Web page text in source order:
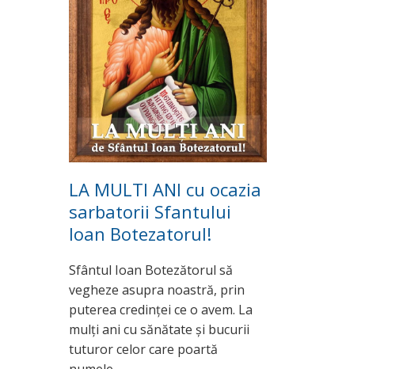
LA MULTI ANI cu ocazia
sarbatorii Sfantului
Ioan Botezatorul!
Sfântul Ioan Botezătorul să
vegheze asupra noastră, prin
puterea credinței ce o avem. La
mulți ani cu sănătate și bucurii
tuturor celor care poartă